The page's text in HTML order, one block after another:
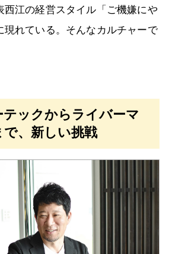
西江の経営スタイル「ご機嫌にや
現れている。そんなカルチャーで
ックからライバーマ
、新しい挑戦